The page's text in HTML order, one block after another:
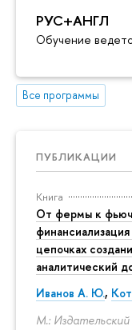
РУС+АНГЛ
Обучение
Все программы
ПУБЛИКАЦИИ
Книга
От фермы к
цепочках
аналитический
Иванов А. Ю.,
М.: